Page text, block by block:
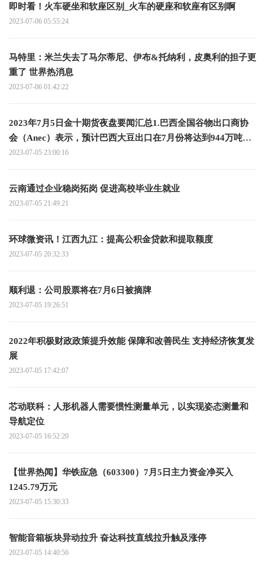
即时看！火车硬坐和软座区别_火车的硬座和软座有区别啊
2023-07-06 05:55:24
马特里：米兰失去了马尔蒂尼、伊布&托纳利，皮奥利的担子更
重了 世界热消息
2023-07-06 01:42:22
2023年7月5日金十期货夜盘要闻汇总1.巴西全国谷物出口商协
会（Anec）表示，预计巴西大豆出口在7月份将达到944万吨，
而去年同期为700万吨；预计巴西玉米出口在7月份达到634万
225万吨 全球关注
2023-07-05 23:00:16
云南通过企业稳岗拓岗 促进高校毕业生就业
2023-07-05 21:49:21
环球微资讯！江西九江：提高公积金贷款和提取额度
2023-07-05 20:32:33
顺利退：公司股票将在7月6日被摘牌
2023-07-05 19:26:51
2022年积极财政政策提升效能 保障和改善民生 支持经济恢复发
展
2023-07-05 17:42:07
芯动联科：人形机器人需要惯性测量单元，以实现姿态测量和
导航定位
2023-07-05 16:52:20
【世界热闻】华铁应急（603300）7月5日主力资金净买入
1245.79万元
2023-07-05 15:30:33
智能音箱板块异动拉升 奋达科技直线拉升触及涨停
2023-07-05 14:40:56